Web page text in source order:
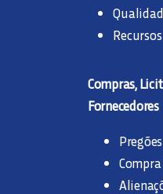
Compras,
Fornecedores
Pregões